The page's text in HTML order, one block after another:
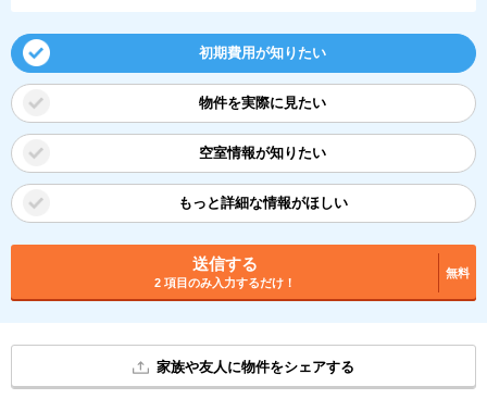
初期費用が知りたい
物件を実際に見たい
空室情報が知りたい
もっと詳細な情報がほしい
送信する
2 項目のみ入力するだけ！
無料
家族や友人に物件をシェアする